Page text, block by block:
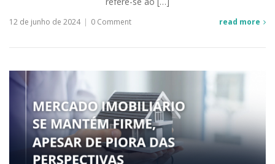
12 de junho de 2024 | 0 Comment read more